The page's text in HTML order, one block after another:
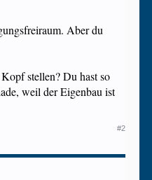
Aber du
stellen? Du hast so
weil der Eigenbau ist
#2